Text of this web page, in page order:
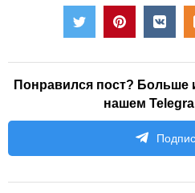
Понравился пост? Больше
нашем